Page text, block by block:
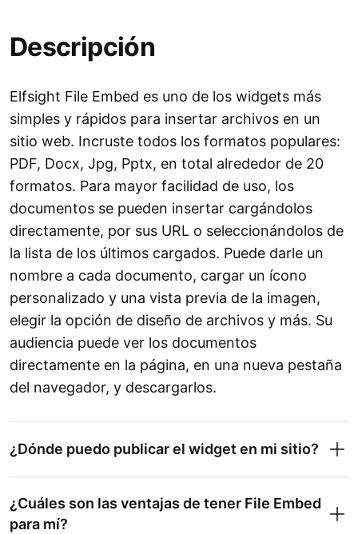
Descripción
Elfsight File Embed es uno de los widgets más
simples y rápidos para insertar archivos en un
sitio web. Incruste todos los formatos populares:
PDF, Docx, Jpg, Pptx, en total alrededor de 20
formatos. Para mayor facilidad de uso, los
documentos se pueden insertar cargándolos
directamente, por sus URL o seleccionándolos de
la lista de los últimos cargados. Puede darle un
nombre a cada documento, cargar un ícono
personalizado y una vista previa de la imagen,
elegir la opción de diseño de archivos y más. Su
audiencia puede ver los documentos
directamente en la página, en una nueva pestaña
del navegador, y descargarlos.
¿Dónde puedo publicar el widget en mi sitio?
¿Cuáles son las ventajas de tener File Embed
para mí?